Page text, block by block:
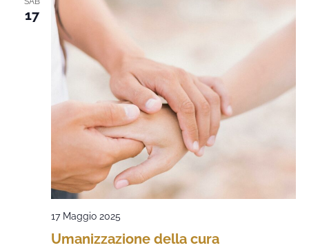
17
Umanizzazione della cura
17 Maggio 2025